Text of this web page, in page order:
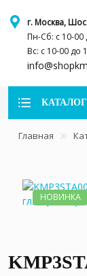
г. Москва,
Пн-Сб: с 10-00
Вс: с 10-00 до
КАТАЛОГ
Главная
НОВИНКА